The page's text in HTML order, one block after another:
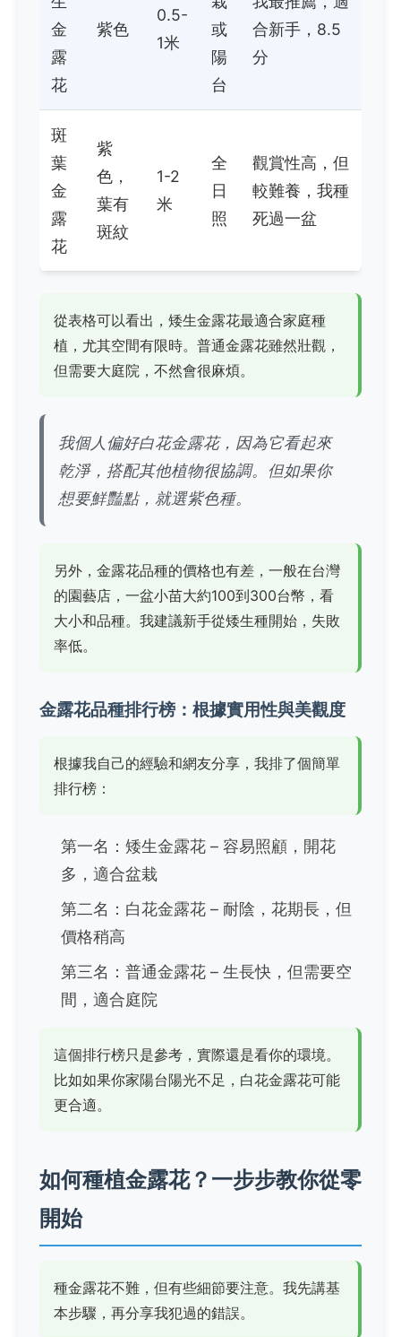
金
露
花
紫色
0.5-
1米
或
陽
台
合新手，8.5
分
斑
葉
金
露
花
紫
色，
葉有
斑紋
1-2
米
全
日
照
觀賞性高，但
較難養，我種
死過一盆
從表格可以看出，矮生金露花最適合家庭種
植，尤其空間有限時。普通金露花雖然壯觀，
但需要大庭院，不然會很麻煩。
我個人偏好白花金露花，因為它看起來
乾淨，搭配其他植物很協調。但如果你
想要鮮豔點，就選紫色種。
另外，金露花品種的價格也有差，一般在台灣
的園藝店，一盆小苗大約100到300台幣，看
大小和品種。我建議新手從矮生種開始，失敗
率低。
金露花品種排行榜：根據實用性與美觀度
根據我自己的經驗和網友分享，我排了個簡單
排行榜：
第一名：矮生金露花 – 容易照顧，開花
多，適合盆栽
第二名：白花金露花 – 耐陰，花期長，但
價格稍高
第三名：普通金露花 – 生長快，但需要空
間，適合庭院
這個排行榜只是參考，實際還是看你的環境。
比如如果你家陽台陽光不足，白花金露花可能
更合適。
如何種植金露花？一步步教你從零
開始
種金露花不難，但有些細節要注意。我先講基
本步驟，再分享我犯過的錯誤。